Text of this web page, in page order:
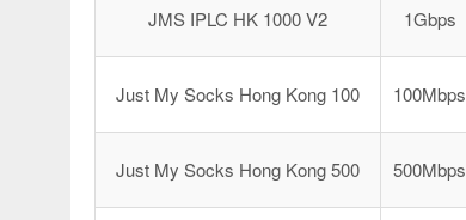
JMS IPLC HK 1000 V2 1Gbps
Just My Socks Hong Kong 100 100Mbps
Just My Socks Hong Kong 500 500Mbps